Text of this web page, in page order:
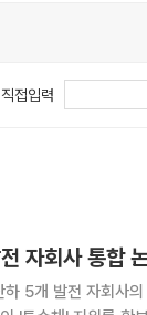
직접입력
하 5개 발전 자회사